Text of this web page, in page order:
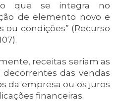
que se integra no
de elemento novo e
ou condições” (Recurso
receitas seriam as
das vendas
da empresa ou os juros
financeiras.